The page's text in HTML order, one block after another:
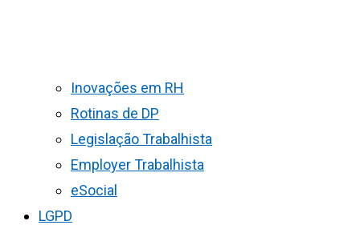
Inovações em RH
Rotinas de DP
Legislação Trabalhista
Employer Trabalhista
eSocial
LGPD